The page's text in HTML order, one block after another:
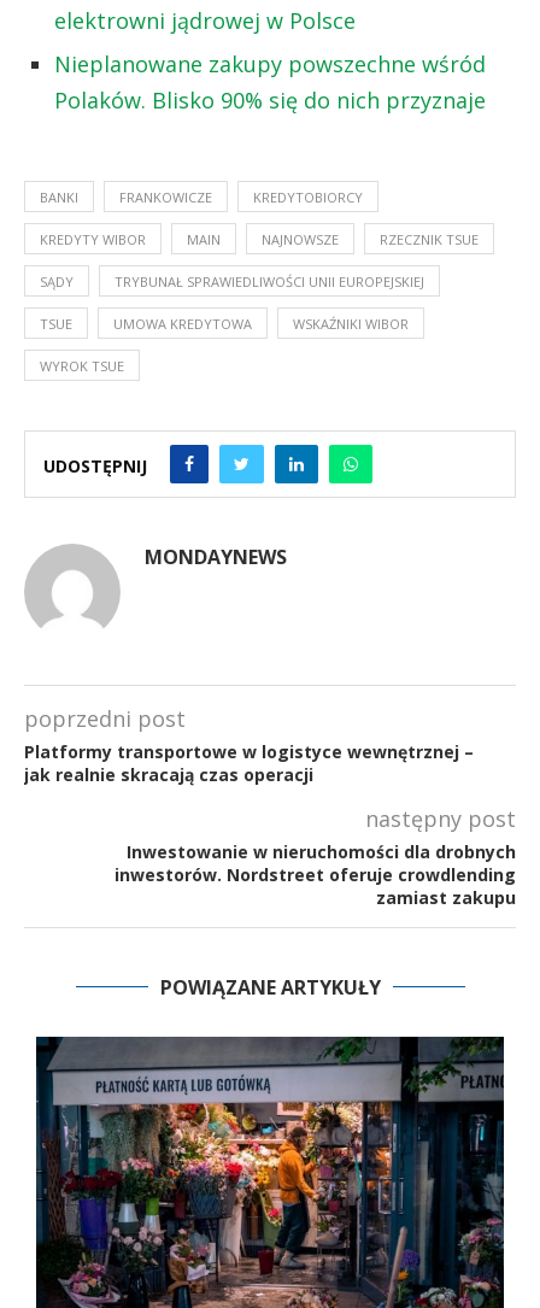
elektrowni jądrowej w Polsce
Nieplanowane zakupy powszechne wśród
Polaków. Blisko 90% się do nich przyznaje
BANKI FRANKOWICZE KREDYTOBIORCY
KREDYTY WIBOR MAIN NAJNOWSZE RZECZNIK TSUE
SĄDY TRYBUNAŁ SPRAWIEDLIWOŚCI UNII EUROPEJSKIEJ
TSUE UMOWA KREDYTOWA WSKAŹNIKI WIBOR
WYROK TSUE
UDOSTĘPNIJ
MONDAYNEWS
poprzedni post
Platformy transportowe w logistyce wewnętrznej –
jak realnie skracają czas operacji
następny post
Inwestowanie w nieruchomości dla drobnych
inwestorów. Nordstreet oferuje crowdlending
zamiast zakupu
POWIĄZANE ARTYKUŁY